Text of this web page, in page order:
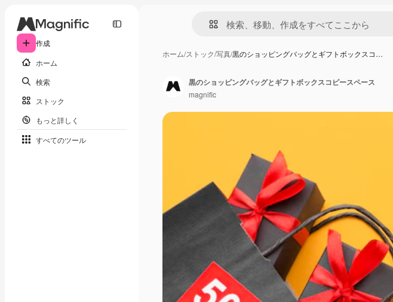
作成
ホーム
検索
ストック
もっと詳しく
すべてのツール
ホーム/ストック/写真/黒のショッピングバッグとギフトボックスコ…
黒のショッピングバッグとギフトボックスコピースペース
magnific